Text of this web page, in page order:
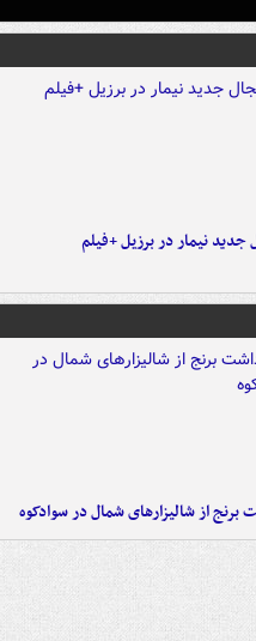
نیمار در برزیل +فیلم
برنج از شالیزارهای شمال در سوادکوه